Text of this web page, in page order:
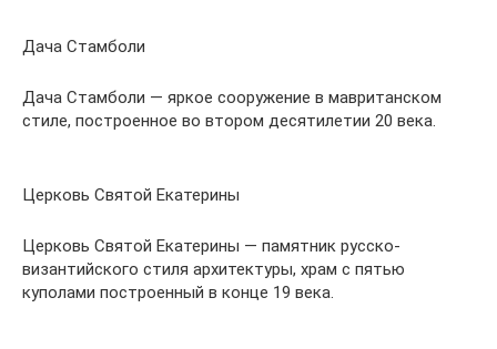
Дача Стамболи
Дача Стамболи — яркое сооружение в мавританском
стиле, построенное во втором десятилетии 20 века.
Церковь Святой Екатерины
Церковь Святой Екатерины — памятник русско-
византийского стиля архитектуры, храм с пятью
куполами построенный в конце 19 века.